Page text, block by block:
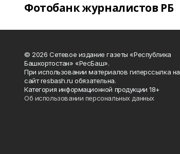
Фотобанк журналистов РБ
© 2026 Сетевое издание газеты «Республика
Башкортостан» «РесБаш».
При использовании материалов гиперссылка на
сайт resbash.ru обязательна.
Категория информационной продукции 18+
Об использовании персональных данных